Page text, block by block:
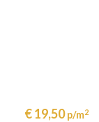
€ 19,50 p/m2